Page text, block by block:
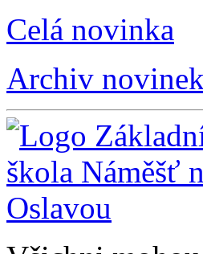
Celá novinka
Archiv novinek